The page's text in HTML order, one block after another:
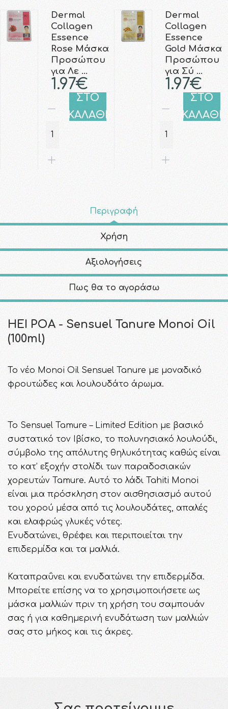
Dermal
Collagen
Essence
Rose Μάσκα
Προσώπου
για Λε …
1.97€
ΣΤΟ
ΚΑΛΑΘΙ
Dermal
Collagen
Essence
Gold Μάσκα
Προσώπου
για Σύ …
1.97€
ΣΤΟ
ΚΑΛΑΘΙ
Περιγραφή
Χρήση
Αξιολογήσεις
Πως θα το αγοράσω
HEI POA - Sensuel Tanure Monoi Oil
(100ml)
To νέο Monoi Oil Sensuel Tanure με μοναδικό
φρουτώδες και λουλουδάτο άρωμα.
To Sensuel Tamure – Limited Edition με βασικό
συστατικό τον Ιβίσκο, το πολυνησιακό λουλούδι,
σύμβολο της απόλυτης θηλυκότητας καθώς είναι
το κατ’ εξοχήν στολίδι των παραδοσιακών
χορευτών Tamure. Αυτό το λάδι Tahiti Monoi
είναι μια πρόσκληση στον αισθησιασμό αυτού
του χορού μέσα από τις λουλουδάτες, απαλές
και ελαφρώς γλυκές νότες.
Ενυδατώνει, θρέφει και περιποιείται την
επιδερμίδα και τα μαλλιά.
Καταπραΰνει και ενυδατώνει την επιδερμίδα.
Μπορείτε επίσης να το χρησιμοποιήσετε ως
μάσκα μαλλιών πριν τη χρήση του σαμπουάν
σας ή για καθημερινή ενυδάτωση των μαλλιών
σας στο μήκος και τις άκρες.